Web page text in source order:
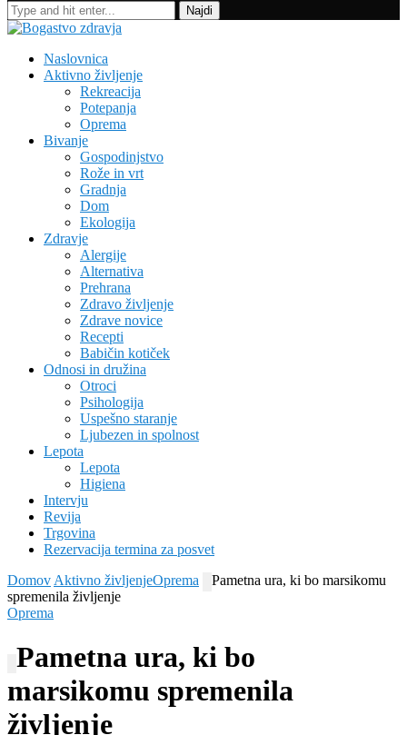
Najdi
Naslovnica
Aktivno življenje
Rekreacija
Potepanja
Oprema
Bivanje
Gospodinjstvo
Rože in vrt
Gradnja
Dom
Ekologija
Zdravje
Alergije
Alternativa
Prehrana
Zdravo življenje
Zdrave novice
Recepti
Babičin kotiček
Odnosi in družina
Otroci
Psihologija
Uspešno staranje
Ljubezen in spolnost
Lepota
Lepota
Higiena
Intervju
Revija
Trgovina
Rezervacija termina za posvet
Domov Aktivno življenjeOprema
Pametna ura, ki bo marsikomu
spremenila življenje
Oprema
Pametna ura, ki bo
marsikomu spremenila
življenje